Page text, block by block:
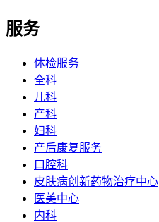
服务
体检服务
全科
儿科
产科
妇科
产后康复服务
口腔科
皮肤病创新药物治疗中心
医美中心
内科